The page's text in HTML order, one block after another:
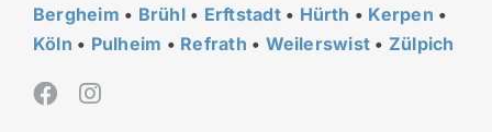
Bergheim • Brühl • Erftstadt • Hürth • Kerpen •
Köln • Pulheim • Refrath • Weilerswist • Zülpich